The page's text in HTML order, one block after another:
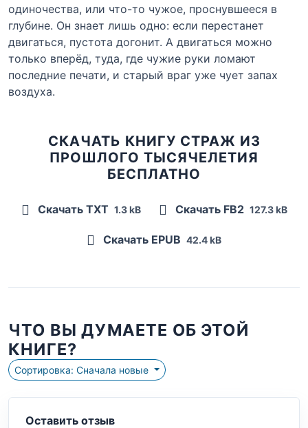
одиночества, или что-то чужое, проснувшееся в
глубине. Он знает лишь одно: если перестанет
двигаться, пустота догонит. А двигаться можно
только вперёд, туда, где чужие руки ломают
последние печати, и старый враг уже чует запах
воздуха.
СКАЧАТЬ КНИГУ СТРАЖ ИЗ
ПРОШЛОГО ТЫСЯЧЕЛЕТИЯ
БЕСПЛАТНО
Скачать TXT 1.3 kB Скачать FB2 127.3 kB
Скачать EPUB 42.4 kB
ЧТО ВЫ ДУМАЕТЕ ОБ ЭТОЙ
КНИГЕ?
Сортировка: Сначала новые
Оставить отзыв